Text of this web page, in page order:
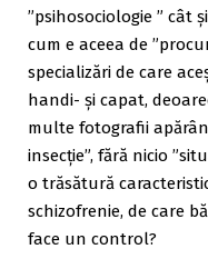
”psihosociologie ” cât
cum e aceea de
specializări de care
handi- și capat,
multe fotografii
insecție”, fără nicio
o trăsătură
schizofrenie, de care
face un control?